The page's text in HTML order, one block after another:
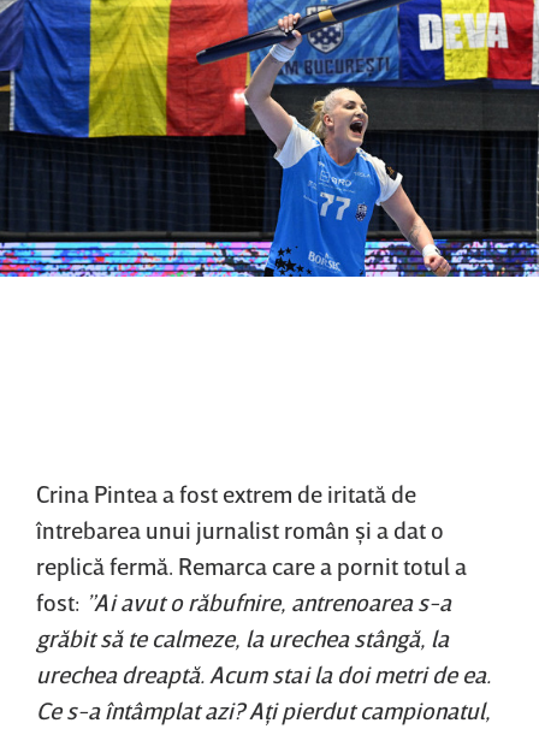
Crina Pintea a fost extrem de iritată de
întrebarea unui jurnalist român şi a dat o
replică fermă. Remarca care a pornit totul a
fost: ”Ai avut o răbufnire, antrenoarea s-a
grăbit să te calmeze, la urechea stângă, la
urechea dreaptă. Acum stai la doi metri de ea.
Ce s-a întâmplat azi? Aţi pierdut campionatul,